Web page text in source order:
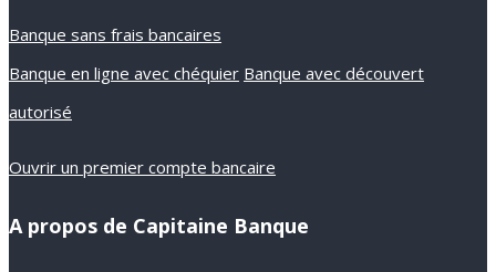
Banque sans frais bancaires
Banque en ligne avec chéquier Banque avec découvert
autorisé
Ouvrir un premier compte bancaire
A propos de Capitaine Banque